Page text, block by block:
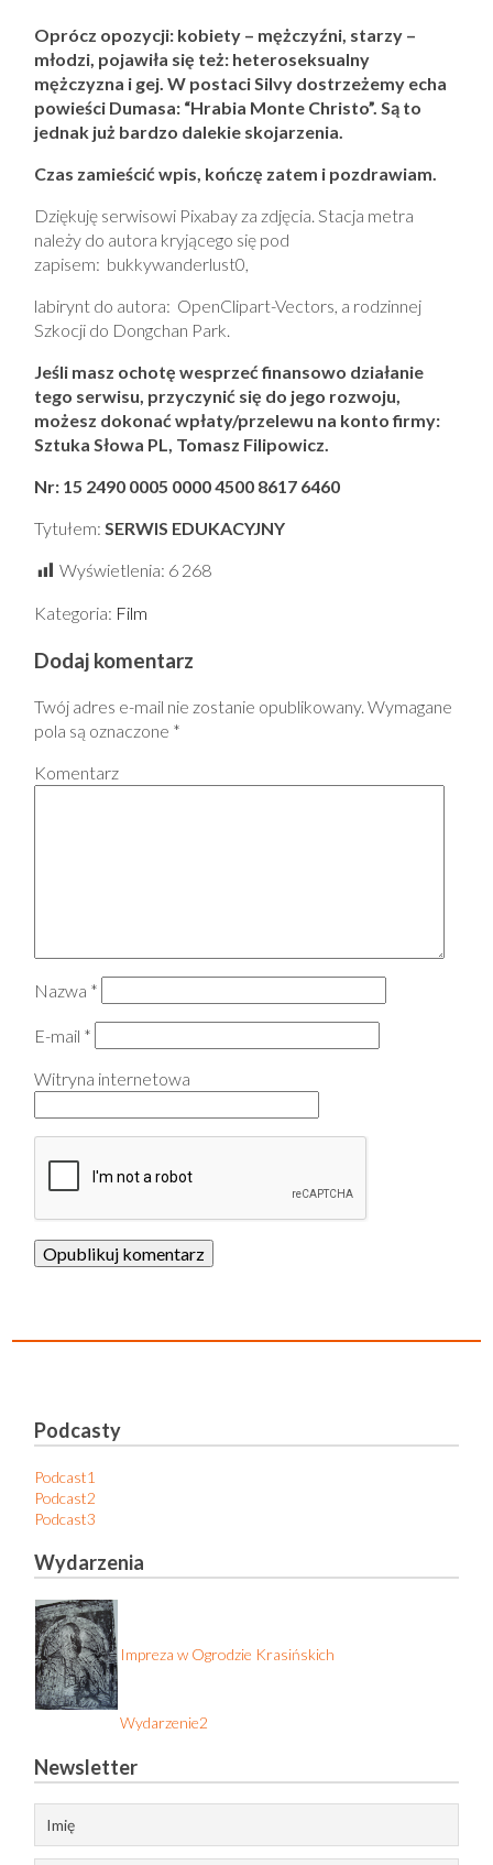
Oprócz opozycji: kobiety – mężczyźni, starzy –
młodzi, pojawiła się też: heteroseksualny
mężczyzna i gej. W postaci Silvy dostrzeżemy echa
powieści Dumasa: “Hrabia Monte Christo”. Są to
jednak już bardzo dalekie skojarzenia.
Czas zamieścić wpis, kończę zatem i pozdrawiam.
Dziękuję serwisowi Pixabay za zdjęcia. Stacja metra
należy do autora kryjącego się pod
zapisem: bukkywanderlust0,
labirynt do autora: OpenClipart-Vectors, a rodzinnej
Szkocji do Dongchan Park.
Jeśli masz ochotę wesprzeć finansowo działanie
tego serwisu, przyczynić się do jego rozwoju,
możesz dokonać wpłaty/przelewu na konto firmy:
Sztuka Słowa PL, Tomasz Filipowicz.
Nr: 15 2490 0005 0000 4500 8617 6460
Tytułem:SERWIS EDUKACYJNY
Wyświetlenia: 6 268
Kategoria: Film
Dodaj komentarz
Twój adres e-mail nie zostanie opublikowany. Wymagane
pola są oznaczone *
Komentarz
Nazwa *
E-mail *
Witryna internetowa
Podcasty
Podcast1
Podcast2
Podcast3
Wydarzenia
Impreza w Ogrodzie Krasińskich
Wydarzenie2
Newsletter